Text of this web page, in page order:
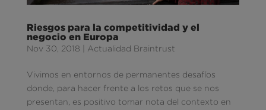
Riesgos para la competitividad y el
negocio en Europa
Nov 30, 2018 Actualidad Braintrust
Vivimos en entornos de permanentes desafíos
donde, para hacer frente a los retos que se nos
presentan, es positivo tomar nota del contexto en